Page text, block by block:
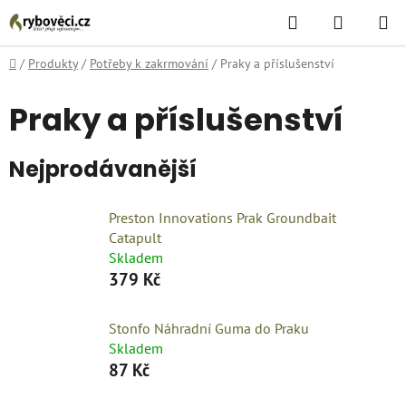
Přejít
na
obsah
Hledat
KOŠÍK
Domů
/ Produkty / Potřeby k zakrmování / Praky a příslušenství
Praky a příslušenství
Nejprodávanější
Preston Innovations Prak Groundbait
Catapult
Skladem
379 Kč
Stonfo Náhradní Guma do Praku
Skladem
87 Kč